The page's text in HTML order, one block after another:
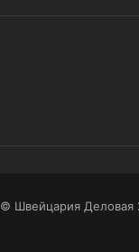
© Швейцария Деловая